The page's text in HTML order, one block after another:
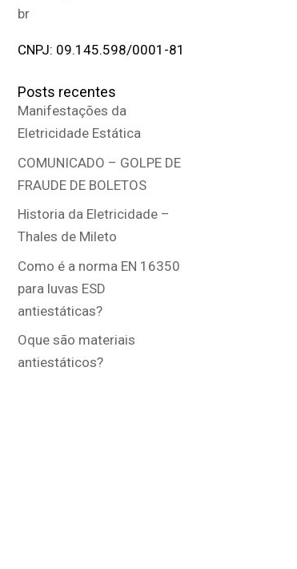
br
CNPJ: 09.145.598/0001-81
Posts recentes
Manifestações da
Eletricidade Estática
COMUNICADO – GOLPE DE
FRAUDE DE BOLETOS
Historia da Eletricidade –
Thales de Mileto
Como é a norma EN 16350
para luvas ESD
antiestáticas?
Oque são materiais
antiestáticos?